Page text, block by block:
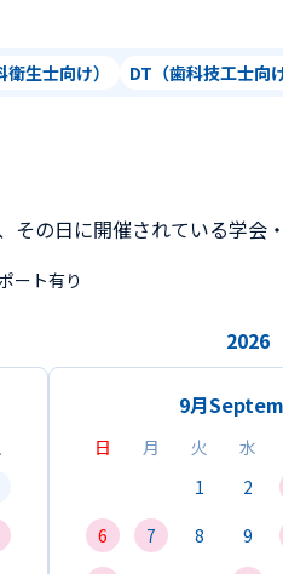
生士向け） DT（歯科技工士向け
の日に開催されている学会
ート有り
2026
9月
日 月 火 水
1
2
6
7 8 9